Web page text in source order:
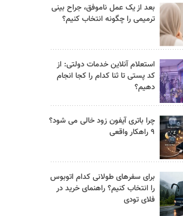
بعد از یک عمل ناموفق، جراح بینی
ترمیمی را چگونه انتخاب کنیم؟
استعلام آنلاین خدمات دولتی: از
کد پستی تا ثنا کدام را کجا انجام
دهیم؟
چرا باتری آیفون زود خالی می شود؟
۹ راهکار واقعی
برای سفرهای طولانی کدام اتوبوس
را انتخاب کنیم؟ راهنمای خرید در
فلای تودی